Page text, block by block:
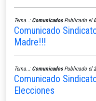
Tema..: ComunicadosPublicado el
Comunicado
Madre!!!
Tema..: ComunicadosPublicado el
Comunicado
Elecciones